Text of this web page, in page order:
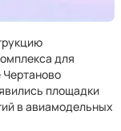
для
площадки
в авиамодельных